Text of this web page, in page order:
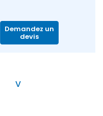
V
Demandez un
devis